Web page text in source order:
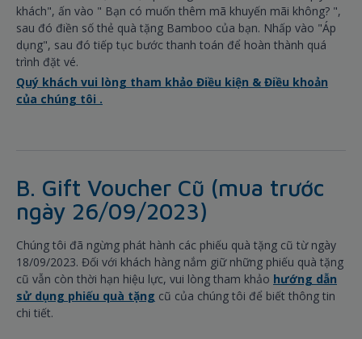
khách", ấn vào " Bạn có muốn thêm mã khuyến mãi không? ",
sau đó điền số thẻ quà tặng Bamboo của bạn. Nhấp vào "Áp
dụng", sau đó tiếp tục bước thanh toán để hoàn thành quá
trình đặt vé.
Quý khách vui lòng tham khảo Điều kiện & Điều khoản
của chúng tôi .
B. Gift Voucher Cũ (mua trước
ngày 26/09/2023)
Chúng tôi đã ngừng phát hành các phiếu quà tặng cũ từ ngày
18/09/2023. Đối với khách hàng nắm giữ những phiếu quà tặng
cũ vẫn còn thời hạn hiệu lực, vui lòng tham khảo hướng dẫn
sử dụng phiếu quà tặng cũ của chúng tôi để biết thông tin
chi tiết.